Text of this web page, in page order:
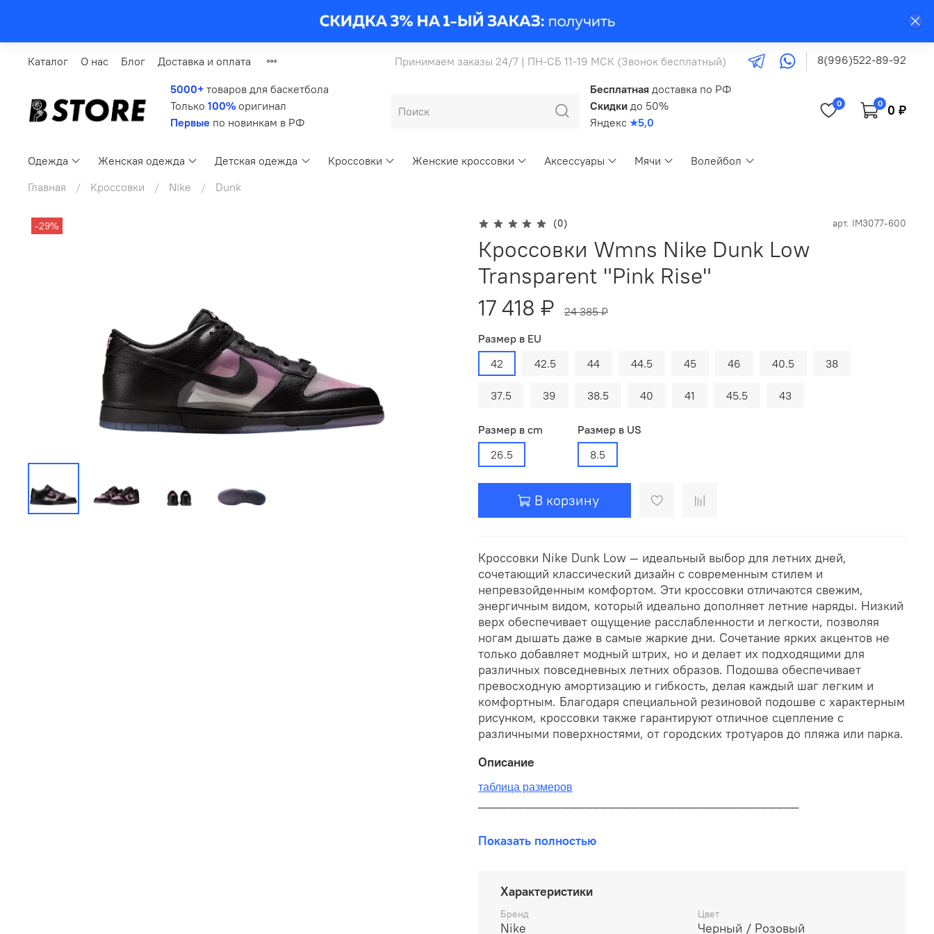
Каталог О нас Блог Доставка и оплата Принимаем заказы 24/7 | ПН-СБ 11-19 МСК (Звонок бесплатный) 8(996)522-89-92
5000+ товаров для баскетбола
Только 100% оригинал
Первые по новинкам в РФ
Бесплатная доставка по РФ
Скидки до 50%
Яндекс ★5,0
0 0 0 ₽
Одежда Женская одежда Детская одежда Кроссовки Женские кроссовки Аксессуары Мячи
Волейбол
Главная
Кроссовки Nike Dunk
-29% (0) арт. IM3077-600
Кроссовки Wmns Nike Dunk Low
Transparent "Pink Rise"
17 418 ₽
24 385 ₽
Размер в EU
42
42.5 44 44.5 45 46 40.5 38
37.5 39 38.5 40 41 45.5 43
Размер в cm
26.5
Размер в US
8.5
В корзину
Кроссовки Nike Dunk Low — идеальный выбор для летних дней,
сочетающий классический дизайн с современным стилем и
непревзойденным комфортом. Эти кроссовки отличаются свежим,
энергичным видом, который идеально дополняет летние наряды. Низкий
верх обеспечивает ощущение расслабленности и легкости, позволяя
ногам дышать даже в самые жаркие дни. Сочетание ярких акцентов не
только добавляет модный штрих, но и делает их подходящими для
различных повседневных летних образов. Подошва обеспечивает
превосходную амортизацию и гибкость, делая каждый шаг легким и
комфортным. Благодаря специальной резиновой подошве с характерным
рисунком, кроссовки также гарантируют отличное сцепление с
различными поверхностями, от городских тротуаров до пляжа или парка.
Описание
таблица размеров
__________________________________________
Бесплатная доставка:
Показать полностью
Характеристики
Бренд
Nike
Цвет
Черный / Розовый